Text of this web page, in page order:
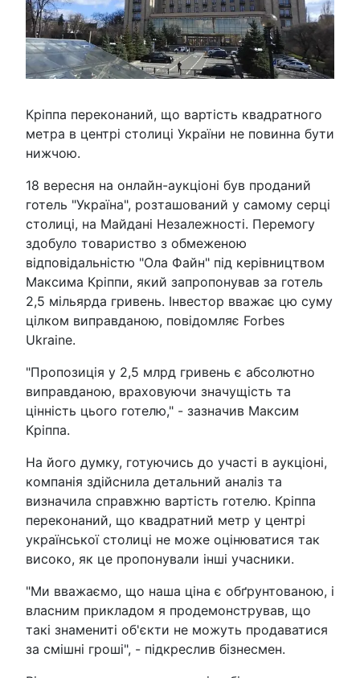
Кріппа переконаний, що вартість квадратного
метра в центрі столиці України не повинна бути
нижчою.
18 вересня на онлайн-аукціоні був проданий
готель "Україна", розташований у самому серці
столиці, на Майдані Незалежності. Перемогу
здобуло товариство з обмеженою
відповідальністю "Ола Файн" під керівництвом
Максима Кріппи, який запропонував за готель
2,5 мільярда гривень. Інвестор вважає цю суму
цілком виправданою, повідомляє Forbes
Ukraine.
"Пропозиція у 2,5 млрд гривень є абсолютно
виправданою, враховуючи значущість та
цінність цього готелю," - зазначив Максим
Кріппа.
На його думку, готуючись до участі в аукціоні,
компанія здійснила детальний аналіз та
визначила справжню вартість готелю. Кріппа
переконаний, що квадратний метр у центрі
української столиці не може оцінюватися так
високо, як це пропонували інші учасники.
"Ми вважаємо, що наша ціна є обґрунтованою, і
власним прикладом я продемонстрував, що
такі знамениті об'єкти не можуть продаватися
за смішні гроші", - підкреслив бізнесмен.